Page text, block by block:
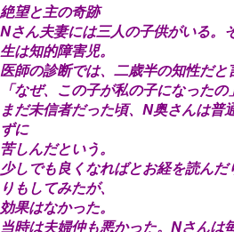
絶望と主の奇跡
Nさん夫妻には三人の子供がいる。
生は知的障害児。
医師の診断では、二歳半の知性だと
「なぜ、この子が私の子になったの
まだ未信者だった頃、N奥さんは普
ずに
苦しんだという。
少しでも良くなればとお経を読ん
りもしてみたが、
効果はなかった。
当時は夫婦仲も悪かった。Nさんは